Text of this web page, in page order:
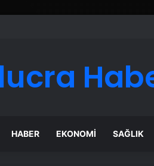
HABER EKONOMI SAĞLIK